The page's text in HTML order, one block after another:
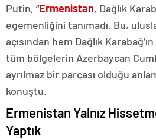
Putin, “Ermenistan, Dağlık
egemenliğini tanımadı. Bu,
açısından hem Dağlık
tüm bölgelerin Azerbaycan
ayrılmaz bir parçası olduğu
konuştu.
Ermenistan Yalnız
Yaptık